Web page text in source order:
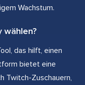
Wachstum.
wählen?
das hilft, einen
bietet eine
Twitch-Zuschauern,